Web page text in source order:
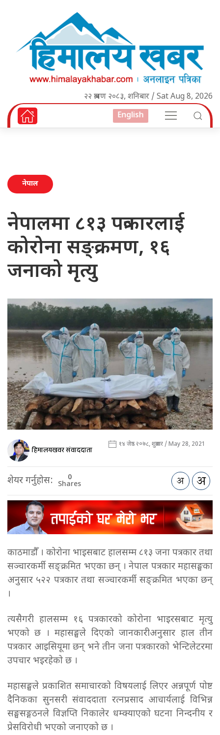
२२ श्रावण २०८३, शनिबार / Sat Aug 8, 2026
English
नेपाल
नेपालमा ८१३ पत्रकारलाई
कोरोना सङ्क्रमण, १६
जनाको मृत्यु
हिमालयखवर संवाददाता १४ जेष्ठ २०७८, शुक्रबार / May 28, 2021
शेयर गर्नुहोस: 0
Shares
काठमाडौँ । कोरोना भाइसबाट हालसम्म ८१३ जना पत्रकार तथा
सञ्चारकर्मी सङ्क्रमित भएका छन् । नेपाल पत्रकार महासङ्घका
अनुसार ५२२ पत्रकार तथा सञ्चारकर्मी सङ्क्रमित भएका छन्
।
त्यसैगरी हालसम्म १६ पत्रकारको कोरोना भाइरसबाट मृत्यु
भएको छ । महासङ्घले दिएको जानकारीअनुसार हाल तीन
पत्रकार आइसियूमा छन् भने तीन जना पत्रकारको भेन्टिलेटरमा
उपचार भइरहेको छ ।
महासङ्घले प्रकाशित समाचारको विषयलाई लिएर अन्नपूर्ण पोष्ट
दैनिकका सुनसरी संवाददाता रत्नप्रसाद आचार्यलाई विभिन्न
सङ्घसङ्गठनले विज्ञप्ति निकालेर धम्क्याएको घटना निन्दनीय र
प्रेसविरोधी भएको जनाएको छ ।